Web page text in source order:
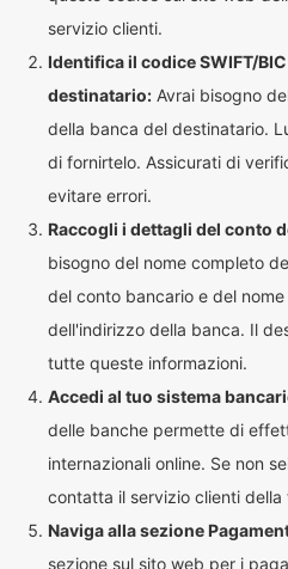
servizio clienti.
Identifica il codice SWIFT/
destinatario: Avrai bisogno
della banca del destinatario.
di fornirtelo. Assicurati di
evitare errori.
Raccogli i dettagli del conto
bisogno del nome completo
del conto bancario e del
dell'indirizzo della banca. Il
tutte queste informazioni.
Accedi al tuo sistema
delle banche permette di
internazionali online. Se non
contatta il servizio clienti
Naviga alla sezione
sezione sul sito web per i